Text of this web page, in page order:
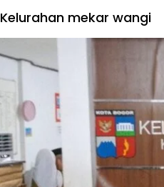
Kelurahan mekar wangi